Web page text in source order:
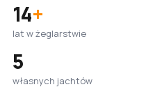
14+
lat w żeglarstwie
5
własnych jachtów